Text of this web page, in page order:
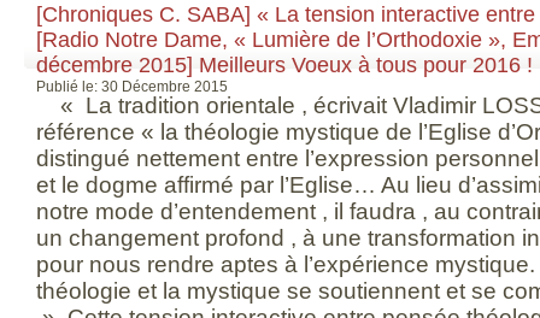
[Chroniques C. SABA] « La tension interactive
[Radio Notre Dame, « Lumière de l’Orthodoxie »,
décembre 2015] Meilleurs Voeux à tous pour 2016 !
Publié le: 30 Décembre 2015
« La tradition orientale , écrivait Vladimir
référence « la théologie mystique de l’Eglise
distingué nettement entre l’expression
et le dogme affirmé par l’Eglise… Au lieu
notre mode d’entendement , il faudra , au
un changement profond , à une transformation
pour nous rendre aptes à l’expérience
théologie et la mystique se soutiennent et se